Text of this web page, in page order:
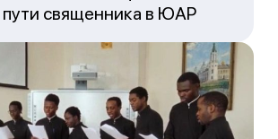
священника в ЮАР